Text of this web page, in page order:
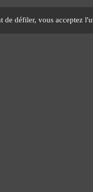
Inspirant
de défiler, vous acceptez